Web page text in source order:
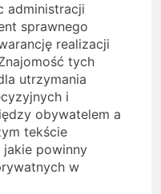
administracji
sprawnego
realizacji
tych
utrzymania
i
obywatelem a
tekście
jakie powinny
w